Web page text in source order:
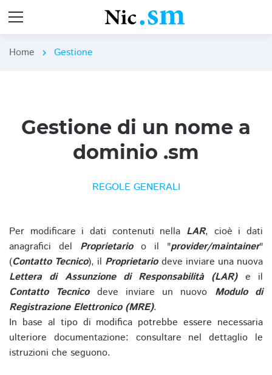
Home chevron_right Gestione
Gestione di un nome a
dominio .sm
REGOLE GENERALI
Per modificare i dati contenuti nella LAR, cioè i dati
anagrafici del Proprietarioo il "provider/maintainer"
(Contatto Tecnico), il Proprietariodeve inviare una nuova
Lettera di Assunzione di Responsabilità (LAR)e il
Contatto Tecnicodeve inviare un nuovo Modulo di
Registrazione Elettronico (MRE).
In base al tipo di modifica potrebbe essere necessaria
ulteriore documentazione: consultare nel dettaglio le
istruzioni che seguono.